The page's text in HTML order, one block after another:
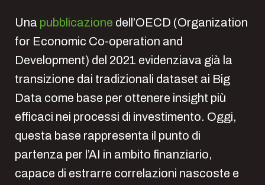
Una pubblicazione dell’OECD (Organization
for Economic Co-operation and
Development) del 2021 evidenziava già la
transizione dai tradizionali dataset ai Big
Data come base per ottenere insight più
efficaci nei processi di investimento. Oggi,
questa base rappresenta il punto di
partenza per l’AI in ambito finanziario,
capace di estrarre correlazioni nascoste e